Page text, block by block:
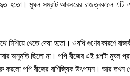
হতো। মুঘল সম্রাট আকবরের রাজত্বকালে এটি
মিশিয়ে খেতে দেয়া হতো। ওষধি গুণের কারণে
অনুমতি ছিলো না। পপি বীজের এই গল্পটা মুঘল
করলো পপি বীজের বাণিজ্যিক উৎপাদন। আর তখন